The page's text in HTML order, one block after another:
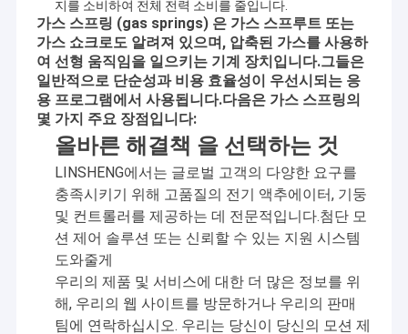
지를 소비하여 전체 전력 소비를 줄입니다.
가스 스프링 (gas springs) 은 가스 스프루트 또는
가스 쇼크로도 알려져 있으며, 압축된 가스를 사용하
여 선형 움직임을 일으키는 기계 장치입니다.그들은
일반적으로 단순성과 비용 효율성이 우선시되는 응
용 프로그램에서 사용됩니다.다음은 가스 스프링의
몇 가지 주요 장점입니다:
올바른 해결책 을 선택하는 것
LINSHENG에서는 글로벌 고객의 다양한 요구를
충족시키기 위해 고품질의 전기 액추에이터, 기둥
및 컨트롤러를 제공하는 데 전문적입니다.첨단 모
션 제어 솔루션 또는 신뢰할 수 있는 지원 시스템
도와줄게
우리의 제품 및 서비스에 대한 더 많은 정보를 위
해, 우리의 웹 사이트를 방문하거나 우리의 판매
팀에 연락하십시오. 우리는 당신이 당신의 모션 제